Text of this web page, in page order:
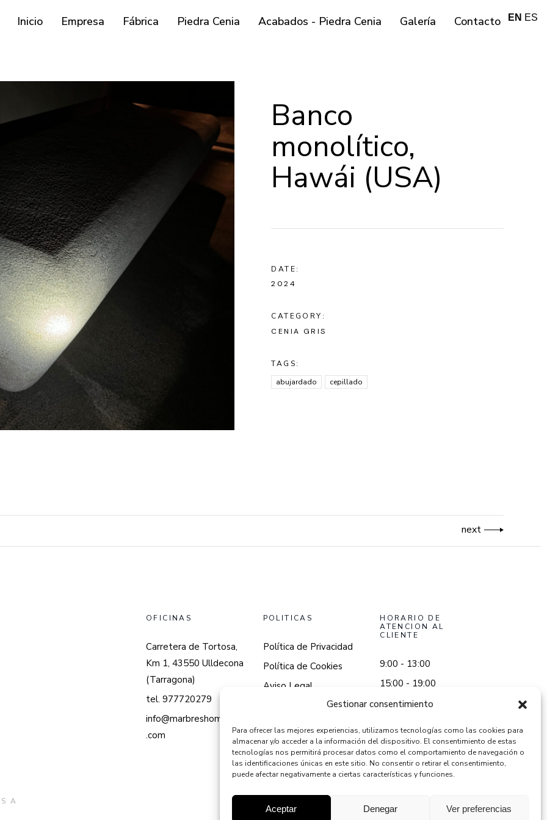
Gestionar consentimiento
Para ofrecer las mejores experiencias, utilizamos tecnologías como las cookies para
almacenar y/o acceder a la información del dispositivo. El consentimiento de estas
tecnologías nos permitirá procesar datos como el comportamiento de navegación o
las identificaciones únicas en este sitio. No consentir o retirar el consentimiento,
puede afectar negativamente a ciertas características y funciones.
Aceptar Denegar Ver preferencias
Inicio Empresa Fábrica Piedra Cenia Acabados - Piedra Cenia Galería Contacto
Banco
monolítico,
Hawái (USA)
DATE:
2024
CATEGORY:
CENIA GRIS
TAGS:
abujardado
cepillado
next
OFICINAS
Carretera de Tortosa,
Km 1, 43550 Ulldecona
(Tarragona)
tel. 977720279
info@marbreshomedes
.com
POLITICAS
Política de Privacidad
Política de Cookies
Aviso Legal
HORARIO DE
ATENCION AL
CLIENTE
9:00 - 13:00
15:00 - 19:00
A
EN ES